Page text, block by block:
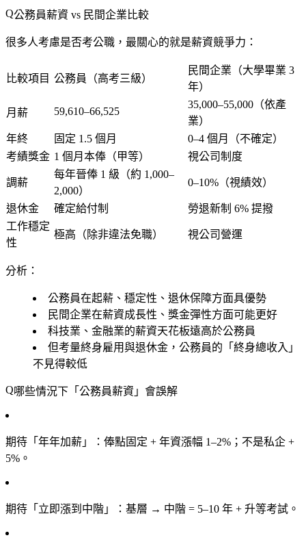
公務員薪資 vs 民間企業比較
很多人考慮是否考公職，最關心的就是薪資競爭力：
比較項目 公務員（高考三級）
民間企業（大學畢業 3
年）
月薪 59,610–66,525
35,000–55,000（依產
業）
年終
固定 1.5 個月
0–4 個月（不確定）
考績獎金 1 個月本俸（甲等） 視公司制度
調薪
每年晉俸 1 級（約 1,000–
2,000）
0–10%（視績效）
退休金 確定給付制
勞退新制 6% 提撥
工作穩定
性
極高（除非違法免職） 視公司營運
分析：
公務員在起薪、穩定性、退休保障方面具優勢
民間企業在薪資成長性、獎金彈性方面可能更好
科技業、金融業的薪資天花板遠高於公務員
但考量終身雇用與退休金，公務員的「終身總收入」
不見得較低
哪些情況下「公務員薪資」會誤解
期待「年年加薪」
：俸點固定 + 年資漲幅 1–2%；不是私企 +
5%。
期待「立即漲到中階」 ：基層 → 中階 = 5–10 年 + 升等考試。